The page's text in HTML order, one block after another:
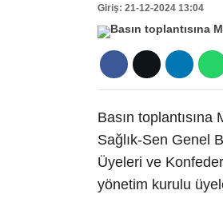
Giriş: 21-12-2024 13:04
Basın
Sağlık-Sen Genel
Üyeleri ve
yönetim kurulu